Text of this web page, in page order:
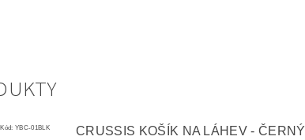
Kód: YBC-01BLK CRUSSIS KOŠÍK NA LÁHEV - ČERNÝ